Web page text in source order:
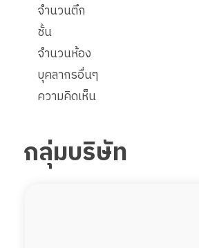
จำนวนตึก
ชั้น
จำนวนห้อง
บุคลากรอื่นๆ
ความคิดเห็น
กลุ่มบริษัท